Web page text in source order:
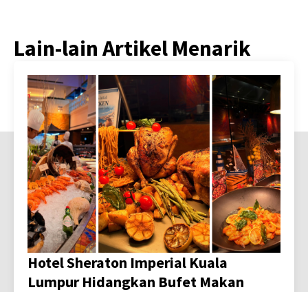
Lain-lain Artikel Menarik
Hotel Sheraton Imperial Kuala
Lumpur Hidangkan Bufet Makan